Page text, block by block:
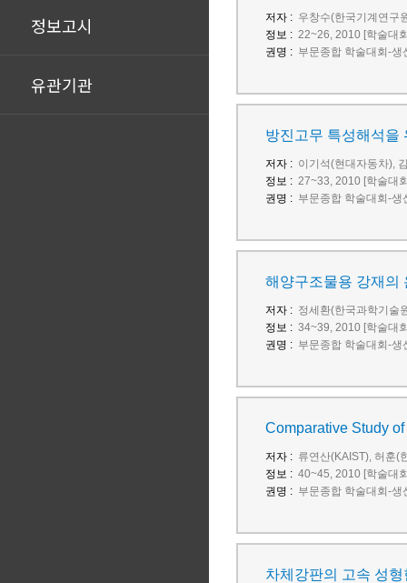
정보고시
유관기관
저자 : 우창수(한국기계연구
정보 : 22~26, 2010 [학술대
권명 : 부문종합 학술대회-생
방진고무 특성해석을
저자 : 이기석(현대자동차),
정보 : 27~33, 2010 [학술대
권명 : 부문종합 학술대회-생
해양구조물용 강재의
저자 : 정세환(한국과학기술
정보 : 34~39, 2010 [학술대
권명 : 부문종합 학술대회-생
Comparative Study
저자 : 류연산(KAIST), 허훈(
정보 : 40~45, 2010 [학술대
권명 : 부문종합 학술대회-생
차체강판의 고속 성